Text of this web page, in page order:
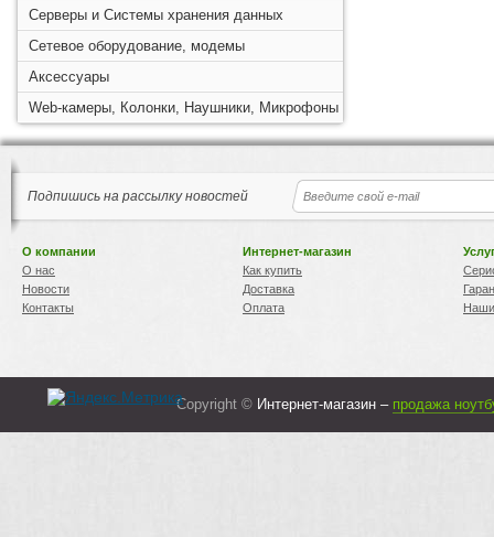
Серверы и Системы хранения данных
Сетевое оборудование, модемы
Аксессуары
Web-камеры, Колонки, Наушники, Микрофоны
Подпишись на рассылку новостей
О компании
О нас
Новости
Контакты
Интернет-магазин
Как купить
Доставка
Оплата
Copyright © Интернет-магазин – продажа